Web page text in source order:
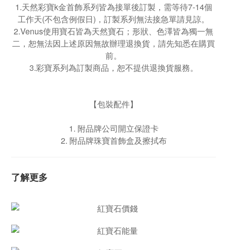
1.天然彩寶k金首飾系列皆為接單後訂製，需等待7-14個
工作天(不包含例假日)，訂製系列無法接急單請見諒。
2.Venus使用寶石皆為天然寶石；形狀、色澤皆為獨一無
二，恕無法因上述原因無故辦理退換貨，請先知悉在購買
前。
3.彩寶系列為訂製商品，恕不提供退換貨服務。
【包裝配件】
1. 附品牌公司開立保證卡
2. 附品牌珠寶首飾盒及擦拭布
了解更多